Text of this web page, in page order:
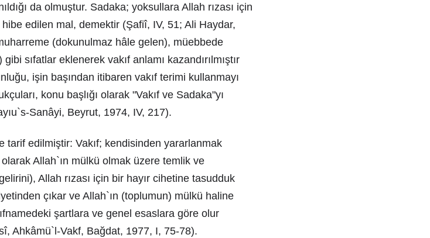
da olmuştur. Sadaka; yoksullara Allah rızası için
edilen mal, demektir (Şafiî, IV, 51; Ali Haydar,
(dokunulmaz hâle gelen), müebbede
sıfatlar eklenerek vakıf anlamı kazandırılmıştır
işin başından itibaren vakıf terimi kullanmayı
konu başlığı olarak "Vakıf ve Sadaka"yı
Sanâyi, Beyrut, 1974, IV, 217).
tarif edilmiştir: Vakıf; kendisinden yararlanmak
Allah`ın mülkü olmak üzere temlik ve
Allah rızası için bir hayır cihetine tasudduk
çıkar ve Allah`ın (toplumun) mülkü haline
şartlara ve genel esaslara göre olur
Ahkâmü`l-Vakf, Bağdat, 1977, I, 75-78).